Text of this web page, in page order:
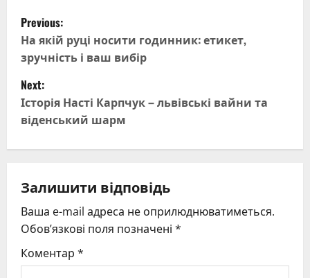
P
o
s
t
n
v
i
g
Previous:
На якій руці носити годинник: етикет,
зручність і ваш вибір
Next:
Історія Насті Карпчук – львівські вайни та
віденський шарм
Залишити відповідь
Ваша e-mail адреса не оприлюднюватиметься.
Обов’язкові поля позначені *
Коментар *